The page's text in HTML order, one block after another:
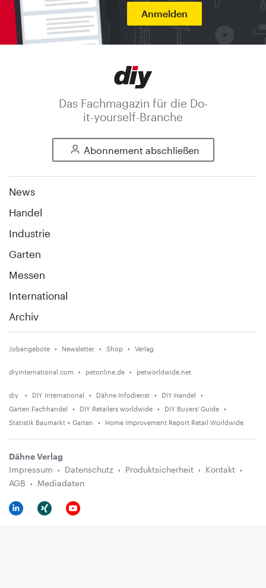
Anmelden
Das Fachmagazin für die Do-
it-yourself-Branche
Abonnement abschließen
News
Handel
Industrie
Garten
Messen
International
Archiv
Jobangebote Newsletter Shop Verlag
diyinternational.com petonline.de petworldwide.net
diy DIY International Dähne Infodienst
DIY Handel
Garten Fachhandel
DIY Retailers worldwide
DIY Buyers' Guide
Statistik Baumarkt + Garten
Home Improvement Report Retail Worldwide
Dähne Verlag
Impressum
Datenschutz Produktsicherheit
Kontakt
AGB
Mediadaten